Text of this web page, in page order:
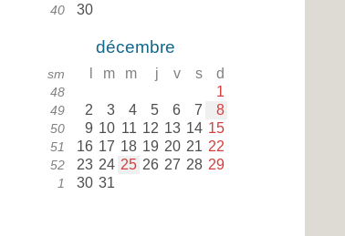
40 30
décembre
sm m m j v s d
48 1
49 2 3 4 5 6 7 8
50 9 10 11 12 13 14 15
51 16 17 18 19 20 21 22
52 23 24 25 26 27 28 29
1 30 31